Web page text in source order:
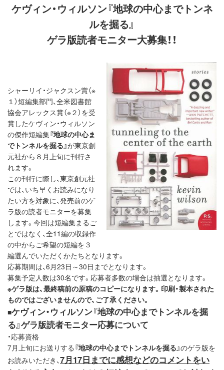
ケヴィン・ウィルソン『地球の中心までトンネ
ルを掘る』
ゲラ版読者モニター大募集！！
シャーリイ・ジャクスン賞（※
１）短編集部門、全米図書館
協会アレックス賞（※２）を受
賞したケヴィン・ウィルソン
の傑作短編集『地球の中心ま
でトンネルを掘る』が東京創
元社から８月上旬に刊行さ
れます。
この刊行に際し、東京創元社
では、いち早くお読みになり
たい方を対象に、発売前のゲ
ラ版の読者モニターを募集
します。今回は短編集まるご
とではなく、全11編の収録作
の中からご希望の短編を３
編選んでいただくかたちとなります。
応募期間は、6月23日～30日までとなります。
募集予定人数は30名です。応募者多数の場合は抽選となります。
※ゲラ版は、最終稿前の原稿のコピーになります。印刷・製本された
ものではございませんので、ご了承ください。
■ケヴィン・ウィルソン『地球の中心までトンネルを掘
る』ゲラ版読者モニター応募について
・応募資格
7月上旬にお送りする 『地球の中心までトンネルを掘る』のゲラ版を
お読みいただき、7月17日までに感想などのコメントをい